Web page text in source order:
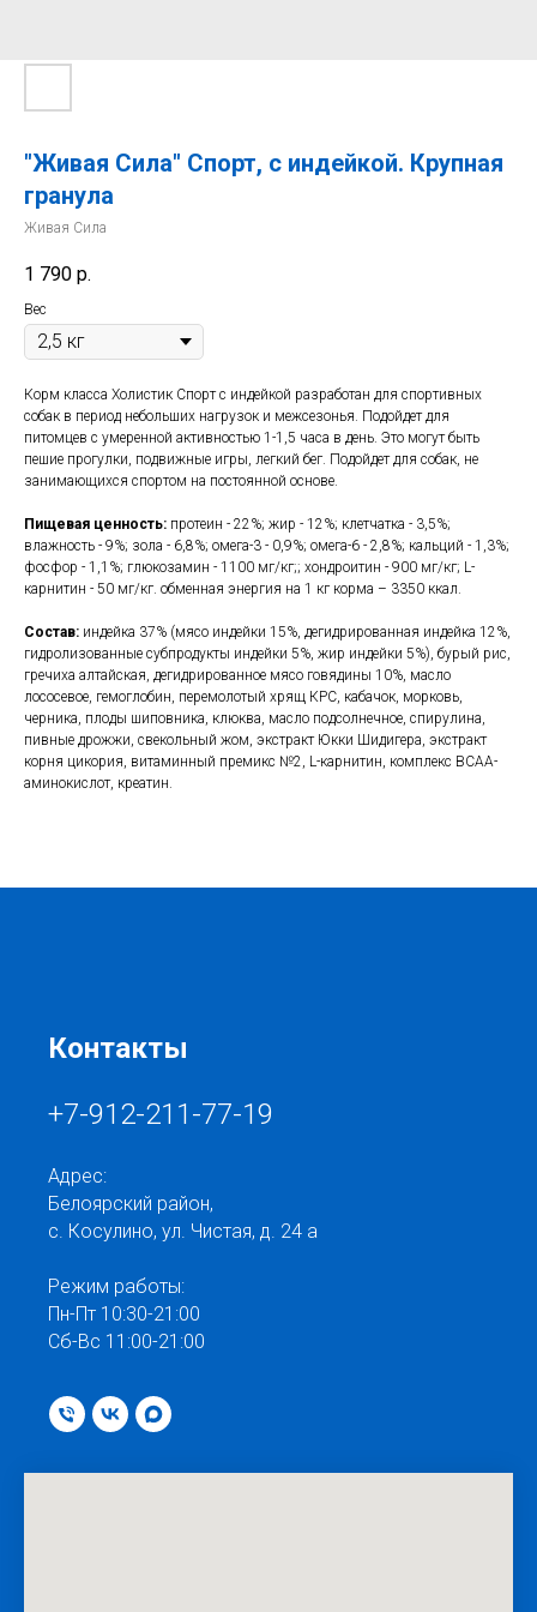
"Живая Сила" Спорт, с индейкой. Крупная
гранула
Живая Сила
1 790 р.
Вес
Корм класса Холистик Спорт с индейкой разработан для спортивных
собак в период небольших нагрузок и межсезонья. Подойдет для
питомцев с умеренной активностью 1-1,5 часа в день. Это могут быть
пешие прогулки, подвижные игры, легкий бег. Подойдет для собак, не
занимающихся спортом на постоянной основе.
Пищевая ценность: протеин - 22%; жир - 12%; клетчатка - 3,5%;
влажность - 9%; зола - 6,8%; омега-3 - 0,9%; омега-6 - 2,8%; кальций - 1,3%;
фосфор - 1,1%; глюкозамин - 1100 мг/кг;; хондроитин - 900 мг/кг; L-
карнитин - 50 мг/кг. обменная энергия на 1 кг корма – 3350 ккал.
Состав: индейка 37% (мясо индейки 15%, дегидрированная индейка 12%,
гидролизованные субпродукты индейки 5%, жир индейки 5%), бурый рис,
гречиха алтайская, дегидрированное мясо говядины 10%, масло
лососевое, гемоглобин, перемолотый хрящ КРС, кабачок, морковь,
черника, плоды шиповника, клюква, масло подсолнечное, спирулина,
пивные дрожжи, свекольный жом, экстракт Юкки Шидигера, экстракт
корня цикория, витаминный премикс №2, L-карнитин, комплекс BCAA-
аминокислот, креатин.
Контакты
+7-912-211-77-19
Адрес:
Белоярский район,
с. Косулино, ул. Чистая, д. 24 а
Режим работы:
Пн-Пт 10:30-21:00
Сб-Вс 11:00-21:00